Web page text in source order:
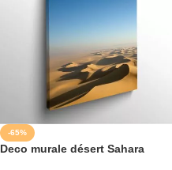
-65%
Deco murale désert Sahara